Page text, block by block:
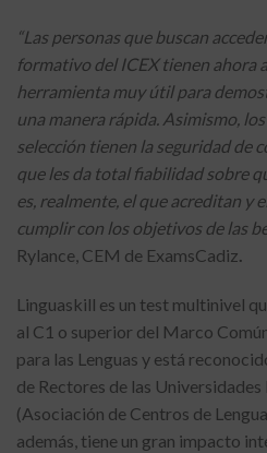
“Las personas que buscan
formativo del ICEX tienen ahora
herramienta muy útil para
una manera rápida. Asimismo,
selección tienen la seguridad de
que les da total fiabilidad sobre
es, realmente, el que acreditan y
cumplir con los objetivos de las
Rylance, CEM de ExamsCadiz
Linguaskill es un test multinivel
al C1 o superior del Marco
para las Lenguas y está
de Rectores de las Universidades
(Asociación de Centros de
además, tiene un gran impacto